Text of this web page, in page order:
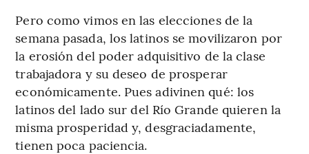
Pero como vimos en las elecciones de la
semana pasada, los latinos se movilizaron por
la erosión del poder adquisitivo de la clase
trabajadora y su deseo de prosperar
económicamente. Pues adivinen qué: los
latinos del lado sur del Río Grande quieren la
misma prosperidad y, desgraciadamente,
tienen poca paciencia.